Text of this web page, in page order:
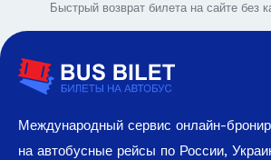
Быстрый возврат билета на сайте без
Международный сервис онлайн-
на автобусные рейсы по России,